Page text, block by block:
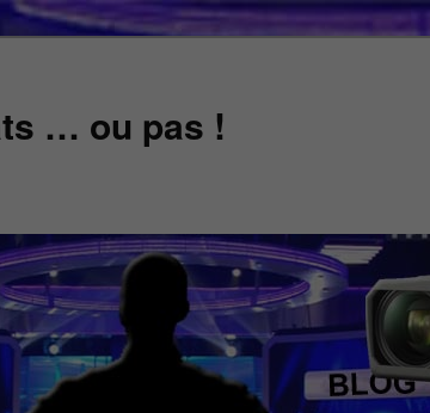
… ou pas !